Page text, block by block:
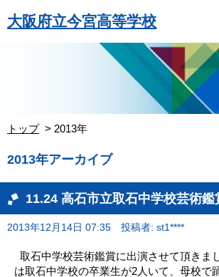
大阪府立今宮高等学校
トップ 2013年
2013年アーカイブ
11.24 高石市立取石中学校芸術鑑
2013年12月14日 07:35 投稿者: st1****
取石中学校芸術鑑賞に出演させて頂きま
は取石中学校の卒業生が2人いて、母校で